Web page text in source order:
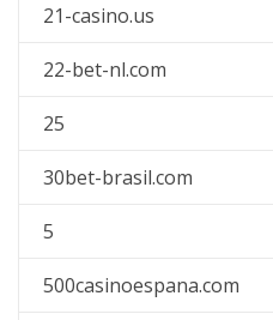
21-casino.us
22-bet-nl.com
25
30bet-brasil.com
5
500casinoespana.com